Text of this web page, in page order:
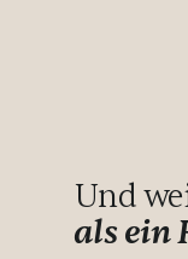
Und
als ein